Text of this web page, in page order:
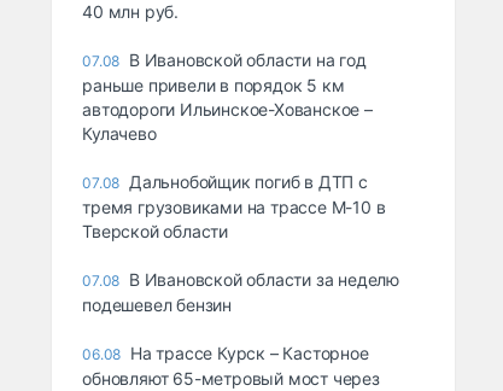
40 млн руб.
07.08 В Ивановской области на год
раньше привели в порядок 5 км
автодороги Ильинское-Хованское –
Кулачево
07.08 Дальнобойщик погиб в ДТП с
тремя грузовиками на трассе М-10 в
Тверской области
07.08 В Ивановской области за неделю
подешевел бензин
06.08 На трассе Курск – Касторное
обновляют 65-метровый мост через